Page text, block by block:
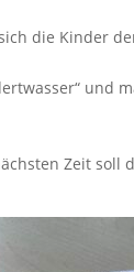
die Kinder
und
Zeit soll